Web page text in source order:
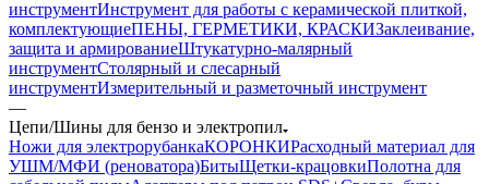
инструментИнструмент для работы с керамической плиткой,
комплектующиеПЕНЫ, ГЕРМЕТИКИ, КРАСКИЗаклеивание,
защита и армированиеШтукатурно-малярный
инструментСтолярный и слесарный
инструментИзмерительный и разметочный инструмент
—
Цепи/Шины для бензо и электропил
Ножи для электрорубанкаКОРОНКИРасходный материал для
УШМ/МФИ (реноватора)БитыЩетки-крацовкиПолотна для